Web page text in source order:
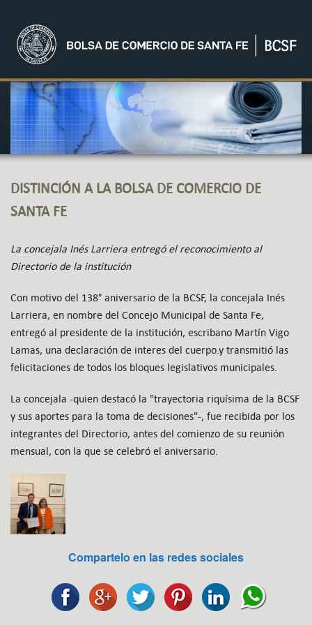
DISTINCIÓN A LA BOLSA DE COMERCIO DE
SANTA FE
La concejala Inés Larriera entregó el reconocimiento al
Directorio de la institución
Con motivo del 138° aniversario de la BCSF, la concejala Inés
Larriera, en nombre del Concejo Municipal de Santa Fe,
entregó al presidente de la institución, escribano Martín Vigo
Lamas, una declaración de interes del cuerpo.y transmitió las
felicitaciones de todos los bloques legislativos municipales.
La concejala -quien destacó la "trayectoria riquísima de la BCSF
y sus aportes para la toma de decisiones"-, fue recibida por los
integrantes del Directorio, antes del comienzo de su reunión
mensual, con la que se celebró el aniversario.
Compartelo en las redes sociales